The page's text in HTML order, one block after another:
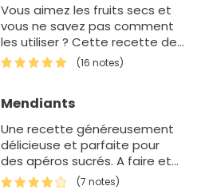
Vous aimez les fruits secs et
vous ne savez pas comment
les utiliser ? Cette recette de
mendiants a besoin
de plusieurs variétés de noix
(16 notes)
Mendiants
Une recette généreusement
délicieuse et parfaite pour
des apéros sucrés. A faire et
goûter d'urgence !
(7 notes)